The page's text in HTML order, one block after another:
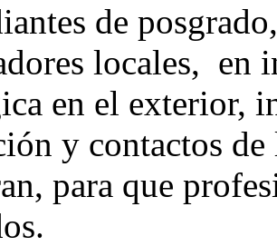
de
locales, en
en el exterior,
y contactos
para que